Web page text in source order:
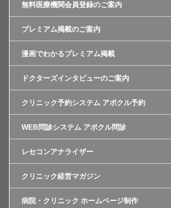
無料医療機関会員登録のご案内
プレミアム掲載のご案内
漫画でわかるプレミアム掲載
ドクターズインタビューのご案内
クリニック予約システム アポクル予約
WEB問診システム アポクル問診
レセコンアナライザー
クリニック経営マガジン
病院・クリニック ホームページ制作